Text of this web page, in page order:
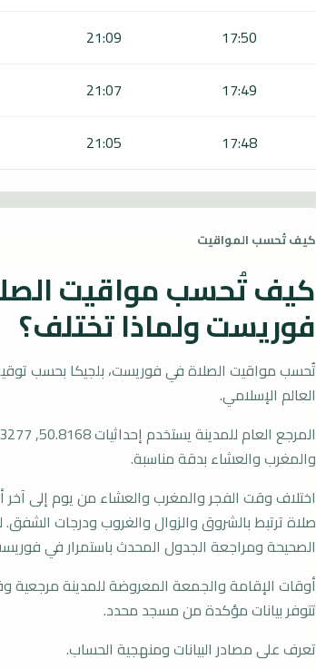
17:50
21:09
17:49
21:07
17:48
21:05
كيف تُحسب المواقيت
كيف تُحسب مواقيت
فوريست ولماذا تختلف؟
العالم الإسلامي.
والمغرب والعشاء بدقة مناسبة.
اختلاف وقت الفجر والمغرب والعشاء من يوم إلى آخر
صلاة ترتبط بالشروق والزوال والغروب ودرجات الشفق.
الصحيحة ومراجعة الجدول المحدث باستمرار في
أوقات الإقامة والجمعة المعروضة للمدينة مرجعية
تتوفر بيانات مؤكدة من مسجد محدد.
تعرف على مصادر البيانات ومنهجية الحساب.